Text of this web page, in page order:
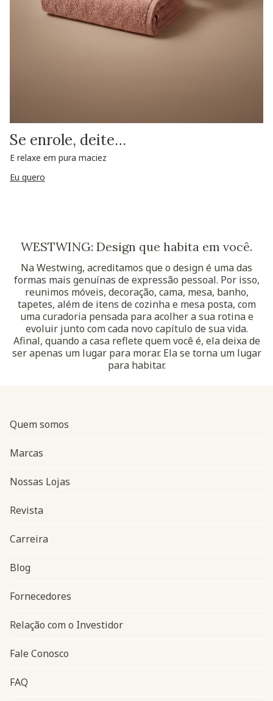
Se enrole, deite…
E relaxe em pura maciez
Eu quero
WESTWING: Design que habita em você.
Na Westwing, acreditamos que o design é uma das
formas mais genuínas de expressão pessoal. Por isso,
reunimos móveis, decoração, cama, mesa, banho,
tapetes, além de itens de cozinha e mesa posta, com
uma curadoria pensada para acolher a sua rotina e
evoluir junto com cada novo capítulo de sua vida.
Afinal, quando a casa reflete quem você é, ela deixa de
ser apenas um lugar para morar. Ela se torna um lugar
para habitar.
Navegação do rodapé
Quem somos
Marcas
Nossas Lojas
Revista
Carreira
Blog
Fornecedores
Relação com o Investidor
Fale Conosco
FAQ